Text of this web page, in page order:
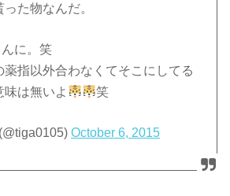
た物なんだ。
に。笑
指以外合わなくてそこにしてる
味は無いよ
笑
October 6, 2015